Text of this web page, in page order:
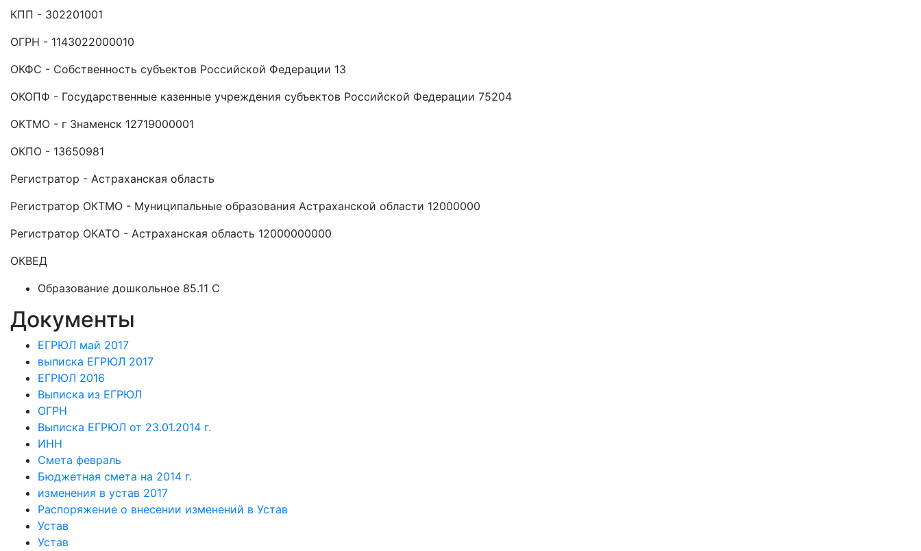
КПП - 302201001
ОГРН - 1143022000010
ОКФС - Собственность субъектов Российской Федерации 13
ОКОПФ - Государственные казенные учреждения субъектов Российской Федерации 75204
ОКТМО - г Знаменск 12719000001
ОКПО - 13650981
Регистратор - Астраханская область
Регистратор ОКТМО - Муниципальные образования Астраханской области 12000000
Регистратор ОКАТО - Астраханская область 12000000000
ОКВЕД
Образование дошкольное 85.11 C
Документы
ЕГРЮЛ май 2017
выписка ЕГРЮЛ 2017
ЕГРЮЛ 2016
Выписка из ЕГРЮЛ
ОГРН
Выписка ЕГРЮЛ от 23.01.2014 г.
ИНН
Смета февраль
Бюджетная смета на 2014 г.
изменения в устав 2017
Распоряжение о внесении изменений в Устав
Устав
Устав